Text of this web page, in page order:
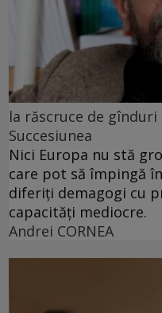
la răscruce de gînduri
Succesiunea
Nici Europa nu stă
care pot să împingă
diferiți demagogi cu
capacități mediocre.
Andrei CORNEA